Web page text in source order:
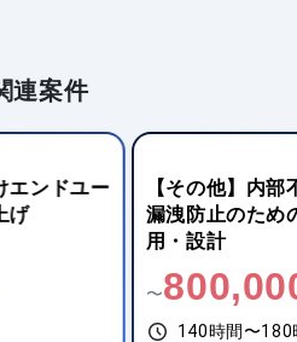
連案件
エンドユー
げ
【その他】内
漏洩防止のた
用・設計
〜
140時間〜180